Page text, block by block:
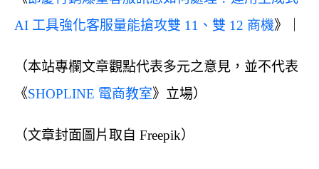
AI 工具強化客服量能搶攻雙 11、雙 12 商機》｜
（本站專欄文章觀點代表多元之意見，並不代表
《SHOPLINE 電商教室》立場）
（文章封面圖片取自 Freepik）